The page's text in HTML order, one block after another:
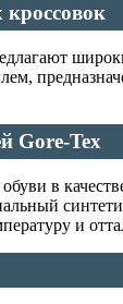
Gore-Tex
в
и